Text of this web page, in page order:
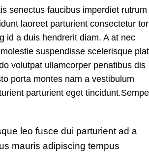
senectus faucibus imperdiet rutrum
laoreet parturient consectetur
id a duis hendrerit diam. A at nec
suspendisse scelerisque
volutpat ullamcorper penatibus dis
porta montes nam a vestibulum
parturient eget
leo fusce dui parturient ad a
mauris adipiscing tempus